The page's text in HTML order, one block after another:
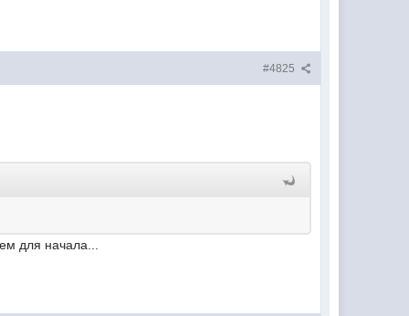
#4825
для начала...